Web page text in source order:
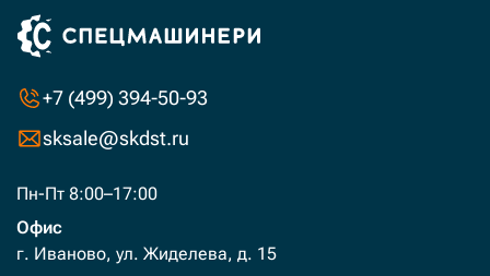
+7 (499) 394-50-93
sksale@skdst.ru
Пн-Пт 8:00–17:00
Офис
г. Иваново, ул. Жиделева, д. 15